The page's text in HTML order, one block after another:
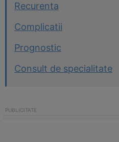
Recurenta
Complicatii
Prognostic
Consult de specialitate